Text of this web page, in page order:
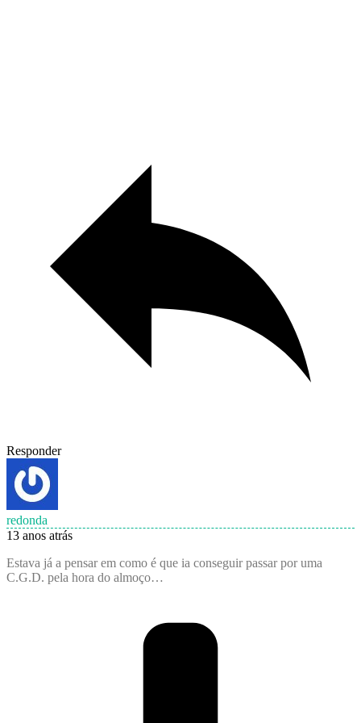
Responder
redonda
13 anos atrás
Estava já a pensar em como é que ia conseguir passar por uma
C.G.D. pela hora do almoço…